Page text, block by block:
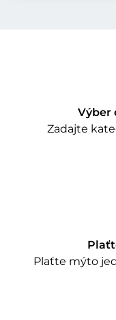
Výber
Zadajte
Plaťte mýto